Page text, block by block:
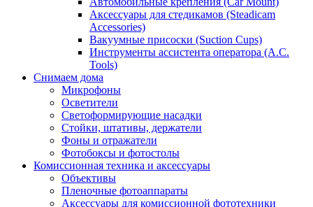
Аксессуары для стедикамов (Steadicam
Accessories)
Вакуумные присоски (Suction Cups)
Инструменты ассистента оператора (A.C.
Tools)
Снимаем дома
Микрофоны
Осветители
Светоформирующие насадки
Стойки, штативы, держатели
Фоны и отражатели
Фотобоксы и фотостолы
Комиссионная техника и аксессуары
Объективы
Пленочные фотоаппараты
Аксессуары для комиссионной фототехники